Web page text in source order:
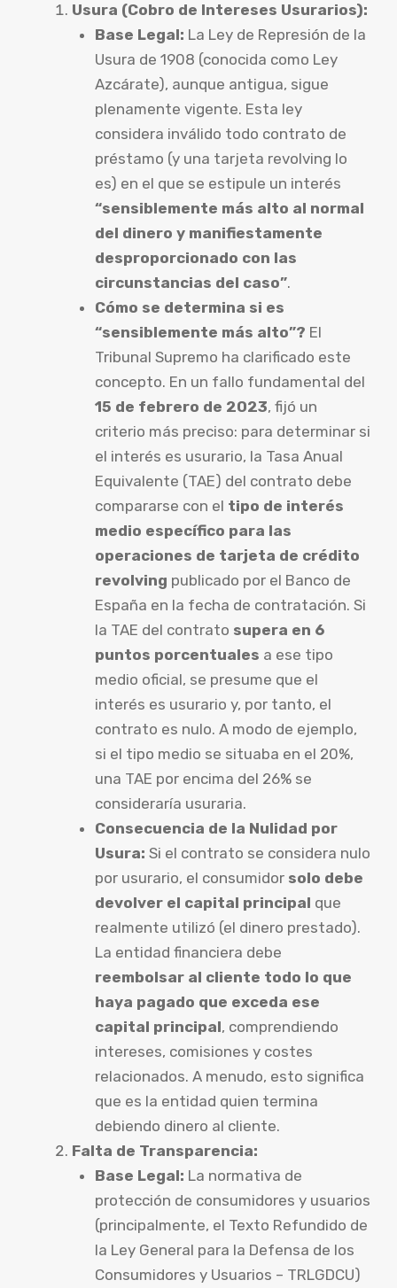
Usura (Cobro de Intereses Usurarios):
Base Legal: La Ley de Represión de la
Usura de 1908 (conocida como Ley
Azcárate), aunque antigua, sigue
plenamente vigente. Esta ley
considera inválido todo contrato de
préstamo (y una tarjeta revolving lo
es) en el que se estipule un interés
“sensiblemente más alto al normal
del dinero y manifiestamente
desproporcionado con las
circunstancias del caso”.
Cómo se determina si es
“sensiblemente más alto”? El
Tribunal Supremo ha clarificado este
concepto. En un fallo fundamental del
15 de febrero de 2023, fijó un
criterio más preciso: para determinar si
el interés es usurario, la Tasa Anual
Equivalente (TAE) del contrato debe
compararse con el tipo de interés
medio específico para las
operaciones de tarjeta de crédito
revolving publicado por el Banco de
España en la fecha de contratación. Si
la TAE del contrato supera en 6
puntos porcentuales a ese tipo
medio oficial, se presume que el
interés es usurario y, por tanto, el
contrato es nulo. A modo de ejemplo,
si el tipo medio se situaba en el 20%,
una TAE por encima del 26% se
consideraría usuraria.
Consecuencia de la Nulidad por
Usura: Si el contrato se considera nulo
por usurario, el consumidor solo debe
devolver el capital principal que
realmente utilizó (el dinero prestado).
La entidad financiera debe
reembolsar al cliente todo lo que
haya pagado que exceda ese
capital principal, comprendiendo
intereses, comisiones y costes
relacionados. A menudo, esto significa
que es la entidad quien termina
debiendo dinero al cliente.
Falta de Transparencia:
Base Legal: La normativa de
protección de consumidores y usuarios
(principalmente, el Texto Refundido de
la Ley General para la Defensa de los
Consumidores y Usuarios – TRLGDCU)